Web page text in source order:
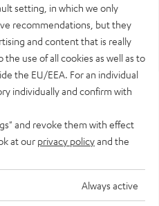
setting, in which we only
recommendations, but they
and content that is really
the use of all cookies as well as to
the EU/EEA. For an individual
individually and confirm with
and revoke them with effect
at our privacy policyand the
Always active